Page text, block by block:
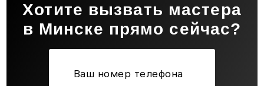
Хотите вызвать мастера
в Минске прямо сейчас?